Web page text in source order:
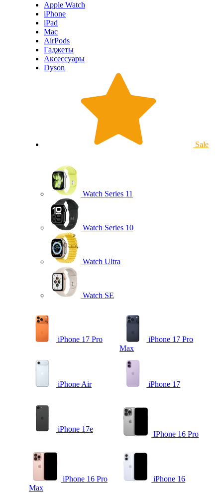
Apple Watch
iPhone
iPad
Mac
AirPods
Гаджеты
Аксессуары
Dyson
Sale
Watch Series 11
Watch Series 10
Watch Ultra
Watch SE
iPhone 17 Pro
iPhone 17 Pro
Max
iPhone Air iPhone 17
iPhone 17e
IPhone 16 Pro
iPhone 16 Pro
Max
iPhone 16